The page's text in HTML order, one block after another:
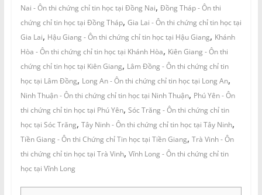
Nai - Ôn thi chứng chỉ tin học tại Đồng Nai, Đồng Tháp - Ôn thi
chứng chỉ tin học tại Đồng Tháp, Gia Lai - Ôn thi chứng chỉ tin học tại
Gia Lai, Hậu Giang - Ôn thi chứng chỉ tin học tại Hậu Giang, Khánh
Hòa - Ôn thi chứng chỉ tin học tại Khánh Hòa, Kiên Giang - Ôn thi
chứng chỉ tin học tại Kiên Giang, Lâm Đồng - Ôn thi chứng chỉ tin
học tại Lâm Đồng, Long An - Ôn thi chứng chỉ tin học tại Long An,
Ninh Thuận - Ôn thi chứng chỉ tin học tại Ninh Thuận, Phú Yên - Ôn
thi chứng chỉ tin học tại Phú Yên, Sóc Trăng - Ôn thi chứng chỉ tin
học tại Sóc Trăng, Tây Ninh - Ôn thi chứng chỉ tin học tại Tây Ninh,
Tiền Giang - Ôn thi Chứng chỉ Tin học tại Tiền Giang, Trà Vinh - Ôn
thi chứng chỉ tin học tại Trà Vinh, Vĩnh Long - Ôn thi chứng chỉ tin
học tại Vĩnh Long